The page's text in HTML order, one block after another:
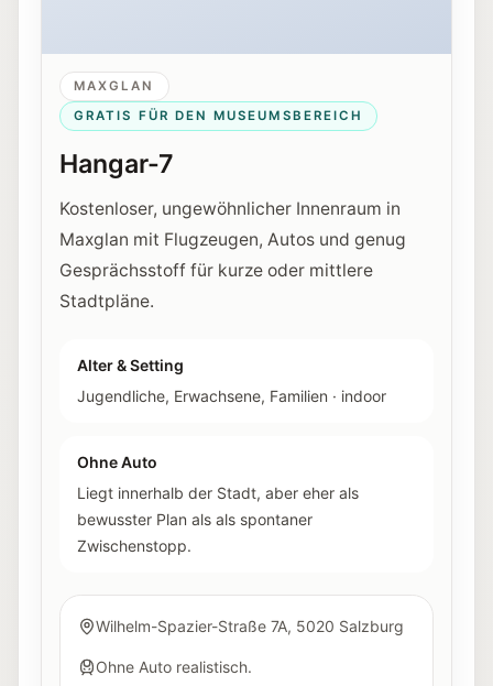
MAXGLAN
GRATIS FÜR DEN MUSEUMSBEREICH
Hangar-7
Kostenloser, ungewöhnlicher Innenraum in
Maxglan mit Flugzeugen, Autos und genug
Gesprächsstoff für kurze oder mittlere
Stadtpläne.
Alter & Setting
Jugendliche, Erwachsene, Familien · indoor
Ohne Auto
Liegt innerhalb der Stadt, aber eher als
bewusster Plan als als spontaner
Zwischenstopp.
Wilhelm-Spazier-Straße 7A, 5020 Salzburg
Ohne Auto realistisch.